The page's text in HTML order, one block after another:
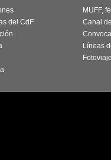
del CdF
MUFF,
Canal
Líneas